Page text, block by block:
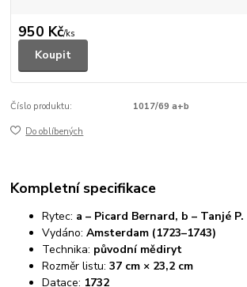
950 Kč/ks
Koupit
Číslo produktu: 1017/69 a+b
Do oblíbených
Kompletní specifikace
Rytec: a – Picard Bernard, b – Tanjé P.
Vydáno:Amsterdam (1723–1743)
Technika: původní mědiryt
Rozměr listu:37 cm × 23,2 cm
Datace: 1732